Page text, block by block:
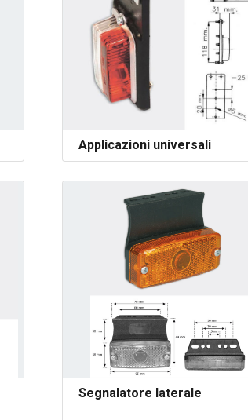
Applicazioni universali
Segnalatore laterale